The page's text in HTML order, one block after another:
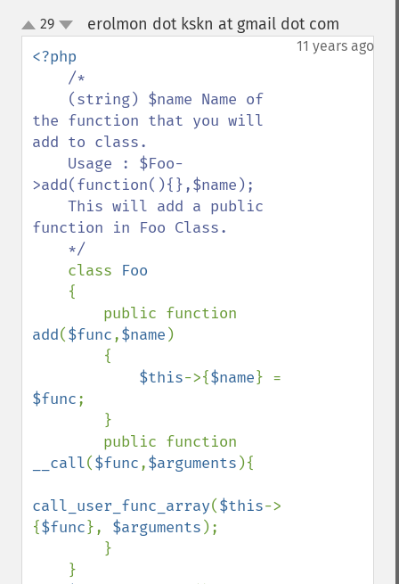
up
down
29 erolmon dot kskn at gmail dot com
11 years ago
<?php
/*
the function that you will
add to class.
>add(function(){},$name);
function in Foo Class.
class Foo
{
add($func,$name )
$this->{$name
$func;
__call($func,$arguments ){
call_user_func_array($this->
{$func}, $arguments );